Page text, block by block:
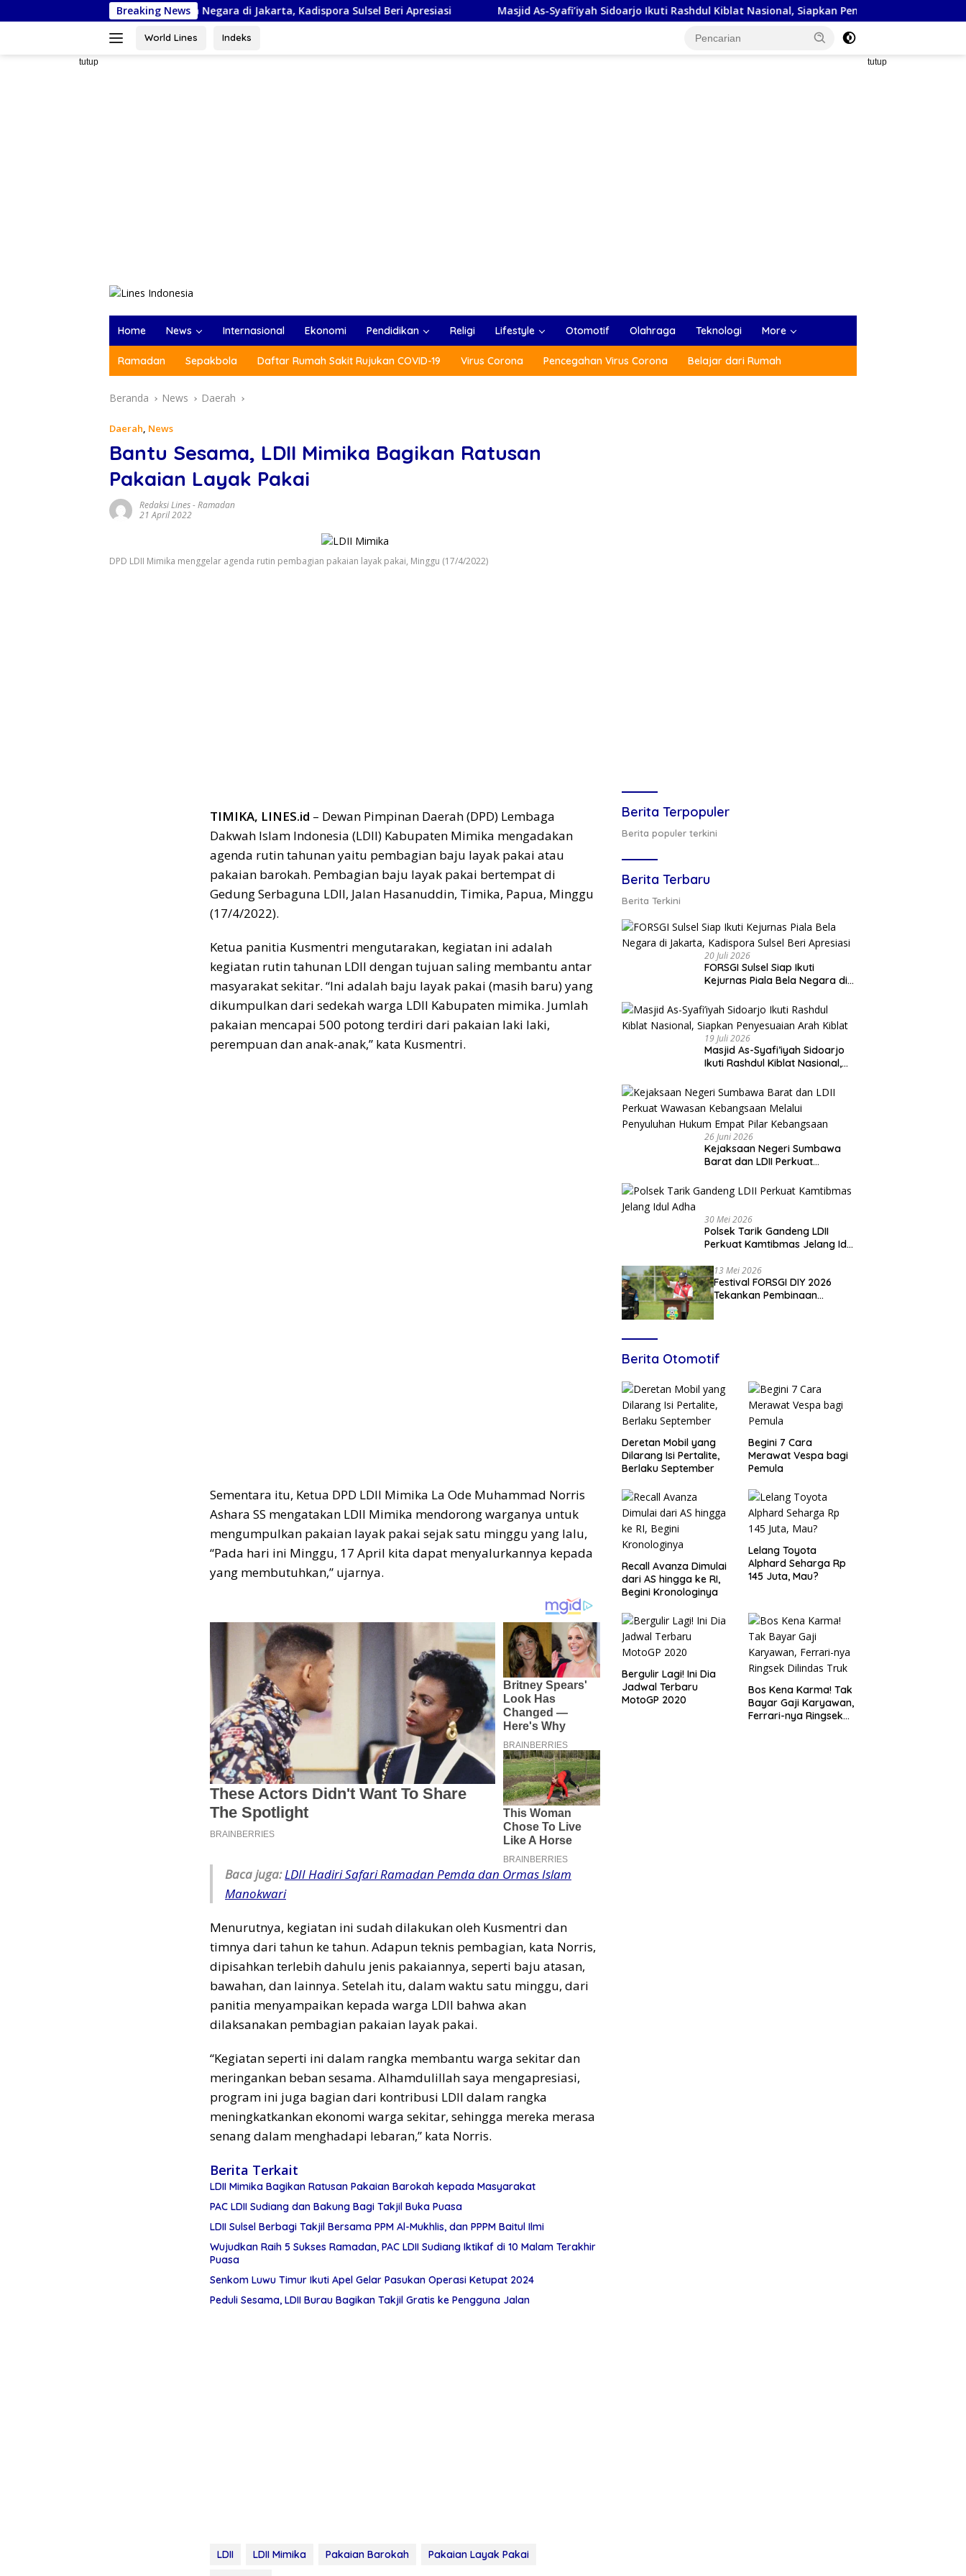
ke
Breaking News
Kejurnas Piala Bela Negara di Jakarta, Kadispora Sulsel Beri Apresiasi Masjid As-Syafi’iyah Sidoarjo Ikuti Rashdul Kiblat Nasional, Siapkan Penyesuaian Arah Kiblat
World Lines Indeks
tutup tutup
Home News Internasional Ekonomi Pendidikan Religi Lifestyle Otomotif Olahraga Teknologi More
Ramadan Sepakbola Daftar Rumah Sakit Rujukan COVID-19 Virus Corona Pencegahan Virus Corona Belajar dari Rumah
Beranda News Daerah
Daerah, News
Bantu Sesama, LDII Mimika Bagikan Ratusan
Pakaian Layak Pakai
Redaksi Lines-Ramadan
21 April 2022
DPD LDII Mimika menggelar agenda rutin pembagian pakaian layak pakai, Minggu (17/4/2022)
TIMIKA, LINES.id – Dewan Pimpinan Daerah (DPD) Lembaga
Dakwah Islam Indonesia (LDII) Kabupaten Mimika mengadakan
agenda rutin tahunan yaitu pembagian baju layak pakai atau
pakaian barokah. Pembagian baju layak pakai bertempat di
Gedung Serbaguna LDII, Jalan Hasanuddin, Timika, Papua, Minggu
(17/4/2022).
Ketua panitia Kusmentri mengutarakan, kegiatan ini adalah
kegiatan rutin tahunan LDII dengan tujuan saling membantu antar
masyarakat sekitar. “Ini adalah baju layak pakai (masih baru) yang
dikumpulkan dari sedekah warga LDII Kabupaten mimika. Jumlah
pakaian mencapai 500 potong terdiri dari pakaian laki laki,
perempuan dan anak-anak,” kata Kusmentri.
Sementara itu, Ketua DPD LDII Mimika La Ode Muhammad Norris
Ashara SS mengatakan LDII Mimika mendorong warganya untuk
mengumpulkan pakaian layak pakai sejak satu minggu yang lalu,
“Pada hari ini Minggu, 17 April kita dapat menyalurkannya kepada
yang membutuhkan,” ujarnya.
Baca juga:LDII Hadiri Safari Ramadan Pemda dan Ormas Islam
Manokwari
Menurutnya, kegiatan ini sudah dilakukan oleh Kusmentri dan
timnya dari tahun ke tahun. Adapun teknis pembagian, kata Norris,
dipisahkan terlebih dahulu jenis pakaiannya, seperti baju atasan,
bawahan, dan lainnya. Setelah itu, dalam waktu satu minggu, dari
panitia menyampaikan kepada warga LDII bahwa akan
dilaksanakan pembagian pakaian layak pakai.
“Kegiatan seperti ini dalam rangka membantu warga sekitar dan
meringankan beban sesama. Alhamdulillah saya mengapresiasi,
program ini juga bagian dari kontribusi LDII dalam rangka
meningkatkankan ekonomi warga sekitar, sehingga mereka merasa
senang dalam menghadapi lebaran,” kata Norris.
Berita Terkait
LDII Mimika Bagikan Ratusan Pakaian Barokah kepada Masyarakat
PAC LDII Sudiang dan Bakung Bagi Takjil Buka Puasa
LDII Sulsel Berbagi Takjil Bersama PPM Al-Mukhlis, dan PPPM Baitul Ilmi
Wujudkan Raih 5 Sukses Ramadan, PAC LDII Sudiang Iktikaf di 10 Malam Terakhir
Puasa
Senkom Luwu Timur Ikuti Apel Gelar Pasukan Operasi Ketupat 2024
Peduli Sesama, LDII Burau Bagikan Takjil Gratis ke Pengguna Jalan
LDII LDII Mimika Pakaian Barokah
Pakaian Layak Pakai
Berita Terpopuler
Berita populer terkini
Berita Terbaru
Berita Terkini
20 Juli 2026
FORSGI Sulsel Siap Ikuti
Kejurnas Piala Bela Negara di
Apresiasi
19 Juli 2026
Masjid As-Syafi’iyah Sidoarjo
Ikuti Rashdul Kiblat Nasional,
Kiblat
26 Juni 2026
Kejaksaan Negeri Sumbawa
Barat dan LDII Perkuat
Penyuluhan Hukum Empat Pilar
Kebangsaan
30 Mei 2026
Polsek Tarik Gandeng LDII
Perkuat Kamtibmas Jelang Idul
13 Mei 2026
Festival FORSGI DIY 2026
Tekankan Pembinaan
Berita Otomotif
Deretan Mobil yang
Dilarang Isi Pertalite,
Berlaku September
Begini 7 Cara
Merawat Vespa bagi
Pemula
Recall Avanza Dimulai
dari AS hingga ke RI,
Begini Kronologinya
Lelang Toyota
Alphard Seharga Rp
145 Juta, Mau?
Bergulir Lagi! Ini Dia
Jadwal Terbaru
MotoGP 2020
Bos Kena Karma! Tak
Bayar Gaji Karyawan,
Ferrari-nya Ringsek